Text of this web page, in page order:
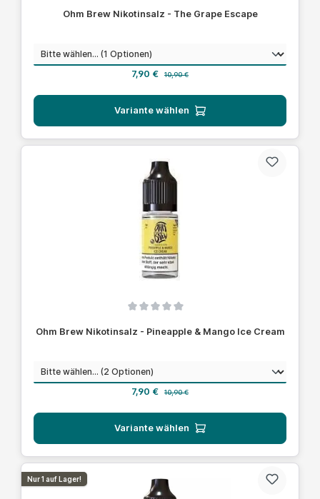
Ohm Brew Nikotinsalz - The Grape Escape
Nikotinstärkeauswählen
Verkaufspreis:
7,90 € 10,90 €
Variante wählen
Ohm Brew Nikotinsalz - Pineapple & Mango Ice Cream
Nikotinstärkeauswählen
Verkaufspreis:
7,90 € 10,90 €
Variante wählen
Nur 1 auf Lager!